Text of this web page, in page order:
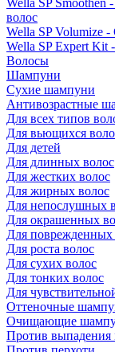
Wella SP Smoothen
волос
Wella SP Volumize
Wella SP Expert Kit
Волосы
Шампуни
Сухие шампуни
Антивозрастные
Для всех типов
Для вьющихся
Для детей
Для длинных волос
Для жестких волос
Для жирных волос
Для непослушных
Для окрашенных
Для поврежденных
Для роста волос
Для сухих волос
Для тонких волос
Для
Оттеночные
Очищающие
Против выпадения